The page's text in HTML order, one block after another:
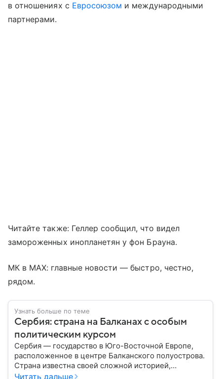
в отношениях с Евросоюзом и международными
партнерами.
Читайте также: Геллер сообщил, что видел
замороженных инопланетян у фон Брауна.
МК в MAX: главные новости — быстро, честно,
рядом.
Узнать больше по теме
Сербия: страна на Балканах с особым
политическим курсом
Сербия — государство в Юго-Восточной Европе,
расположенное в центре Балканского полуострова.
Страна известна своей сложной историей,
культурным наследием и особым
Читать дальше